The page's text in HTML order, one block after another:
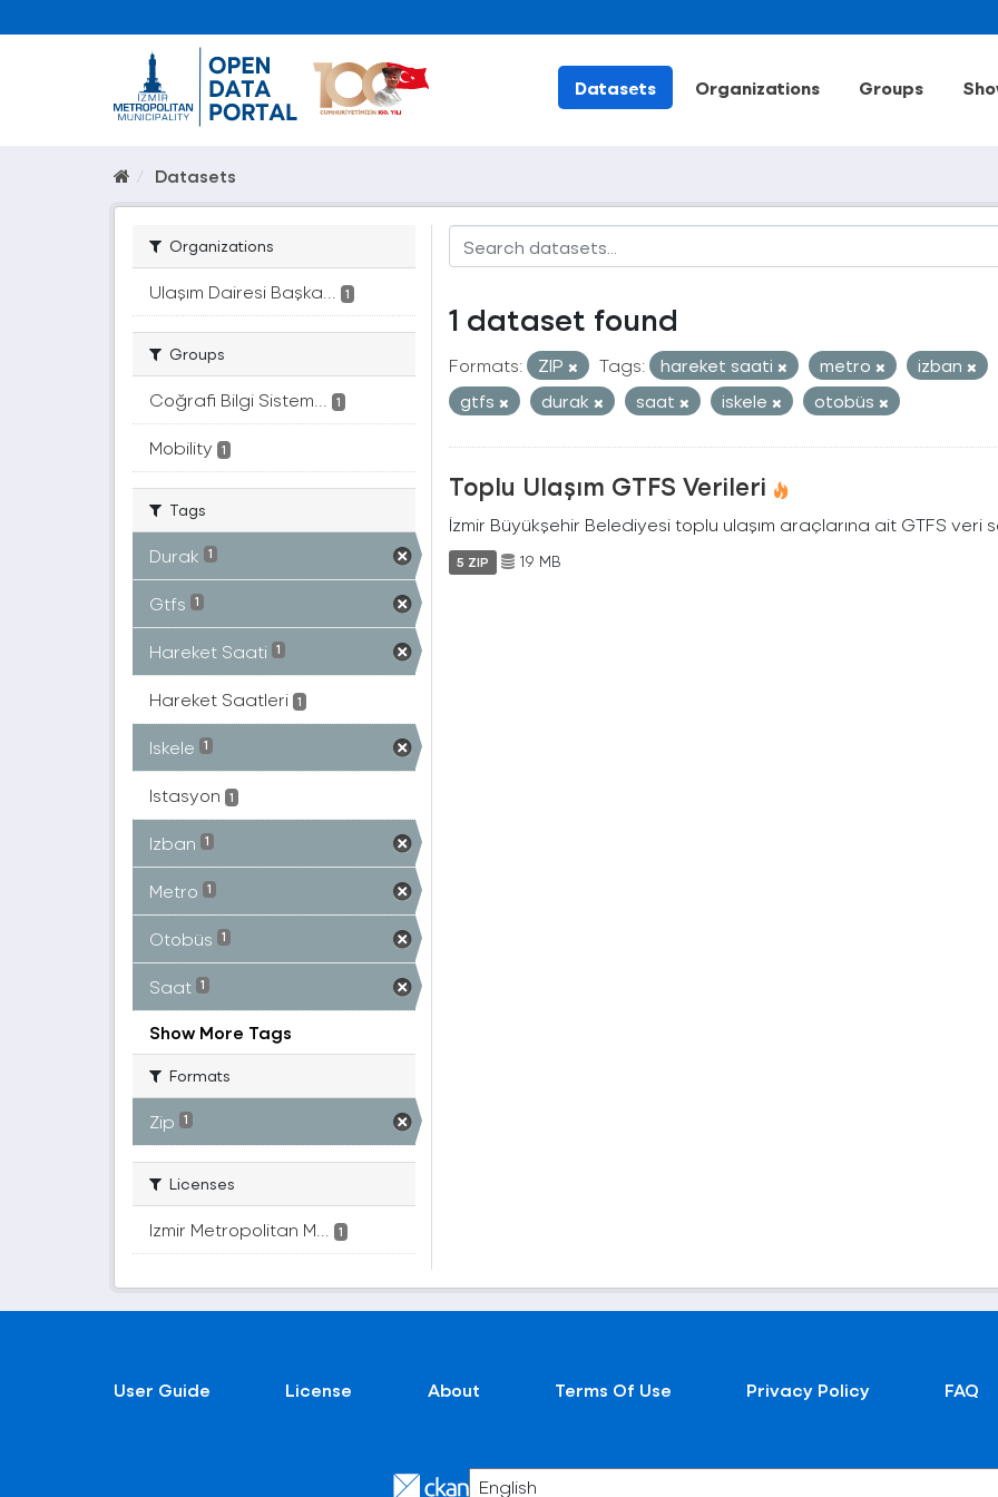
Datasets Organizations Groups
Datasets
Organizations
Ulaşım Dairesi Başka... 1
Groups
Coğrafi Bilgi Sistem... 1
Mobility 1
Tags
Durak 1
Gtfs 1
Hareket Saati 1
Hareket Saatleri 1
Iskele 1
Istasyon 1
Izban 1
Metro 1
Otobüs 1
Saat 1
Show More Tags
Formats
Zip 1
Licenses
Izmir Metropolitan M... 1
1 dataset found
Formats: ZIP Tags: hareket saati metro
izban
gtfs
durak saat iskele otobüs
Toplu Ulaşım GTFS Verileri
İzmir Büyükşehir Belediyesi toplu ulaşım araçlarına ait GTFS veri
5 ZIP 19 MB
User Guide License About Terms Of Use Privacy Policy FAQ